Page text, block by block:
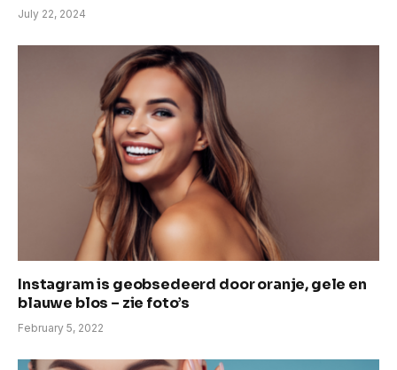
July 22, 2024
Instagram is geobsedeerd door oranje, gele en
blauwe blos – zie foto’s
February 5, 2022